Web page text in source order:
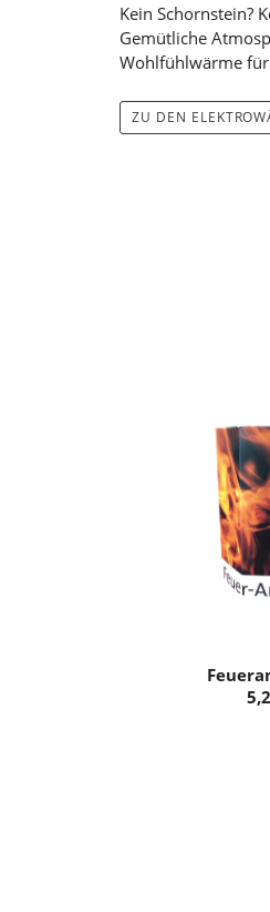
Kein Schornstein?
Gemütliche
Wohlfühlwärme
ZU DEN